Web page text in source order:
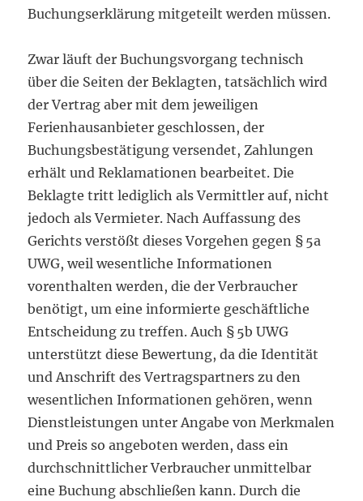
Buchungserklärung mitgeteilt werden müssen.
Zwar läuft der Buchungsvorgang technisch
über die Seiten der Beklagten, tatsächlich wird
der Vertrag aber mit dem jeweiligen
Ferienhausanbieter geschlossen, der
Buchungsbestätigung versendet, Zahlungen
erhält und Reklamationen bearbeitet. Die
Beklagte tritt lediglich als Vermittler auf, nicht
jedoch als Vermieter. Nach Auffassung des
Gerichts verstößt dieses Vorgehen gegen § 5a
UWG, weil wesentliche Informationen
vorenthalten werden, die der Verbraucher
benötigt, um eine informierte geschäftliche
Entscheidung zu treffen. Auch § 5b UWG
unterstützt diese Bewertung, da die Identität
und Anschrift des Vertragspartners zu den
wesentlichen Informationen gehören, wenn
Dienstleistungen unter Angabe von Merkmalen
und Preis so angeboten werden, dass ein
durchschnittlicher Verbraucher unmittelbar
eine Buchung abschließen kann. Durch die